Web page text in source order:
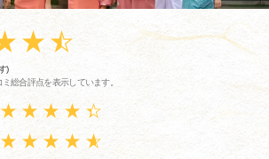
)
総合評点を表示しています。